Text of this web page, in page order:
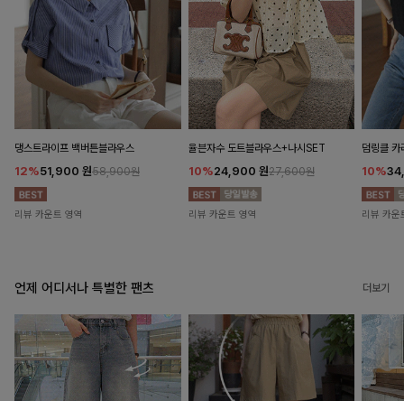
댕스트라이프 백버튼블라우스
12%51,900 원58,900원
리뷰 카운트 영역
율븐자수 도트블라우스+나시SET
10%24,900 원27,600원
리뷰 카운트 영역
덤링클 카
10%
리뷰 카운
언제 어디서나 특별한 팬츠 더보기